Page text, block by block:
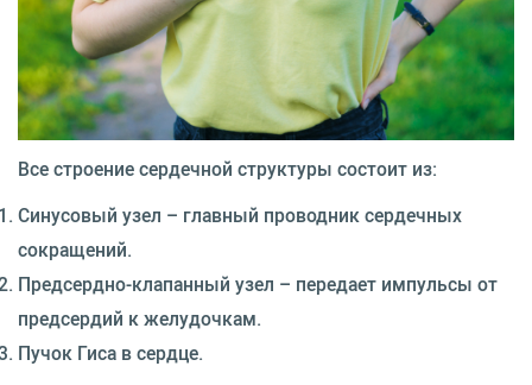
Все строение сердечной структуры состоит из:
Синусовый узел – главный проводник сердечных
сокращений.
Предсердно-клапанный узел – передает импульсы от
предсердий к желудочкам.
Пучок Гиса в сердце.